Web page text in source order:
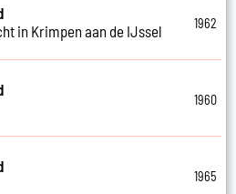
in Krimpen aan de IJssel
1962
1960
1965